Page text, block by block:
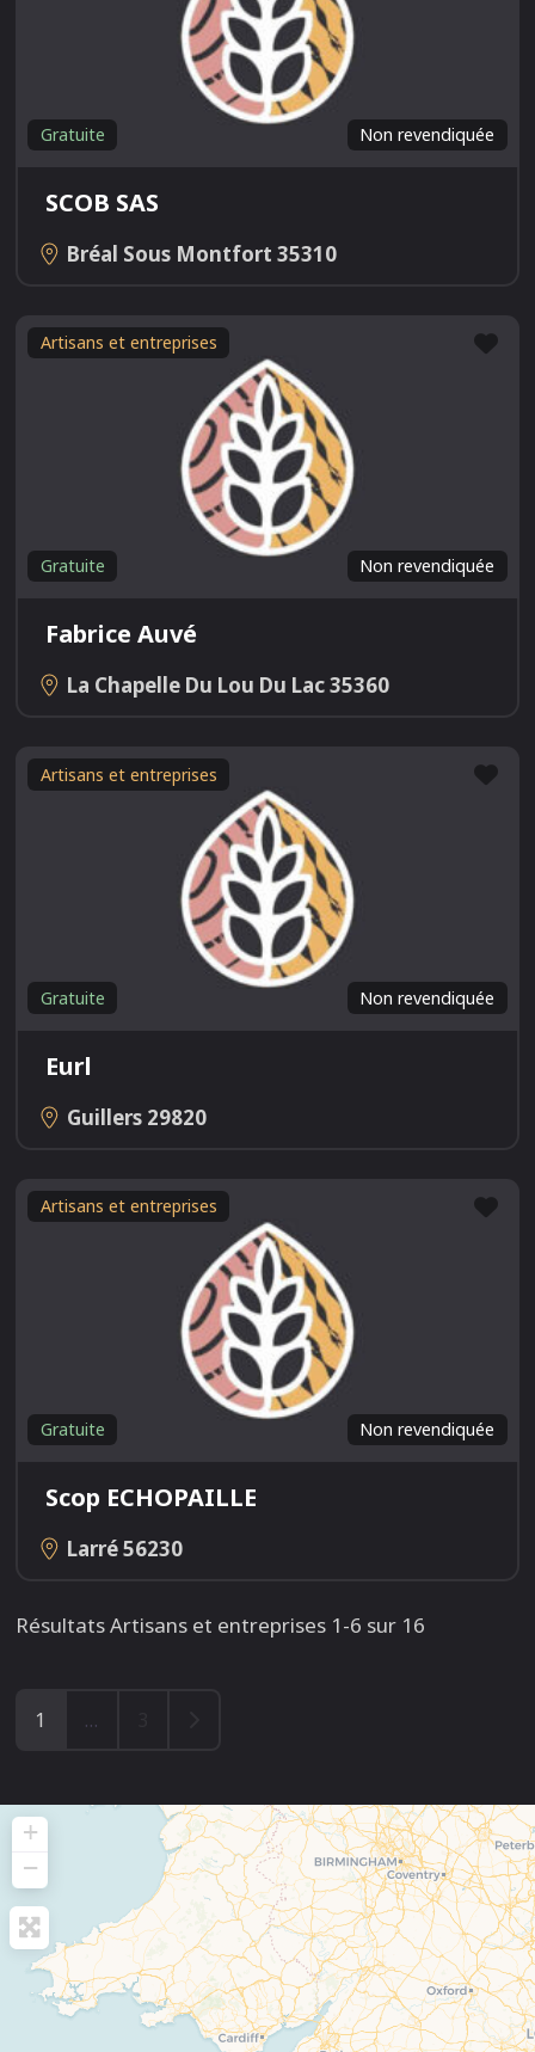
Non revendiquée
Gratuite
SCOB SAS
Bréal Sous Montfort 35310
Artisans et entreprises
Non revendiquée
Gratuite
Fabrice Auvé
La Chapelle Du Lou Du Lac35360
Artisans et entreprises
Non revendiquée
Gratuite
Eurl
Guillers 29820
Artisans et entreprises
Non revendiquée
Gratuite
Scop ECHOPAILLE
Larré56230
Résultats Artisans et entreprises 1-6 sur 16
1 …
+
−